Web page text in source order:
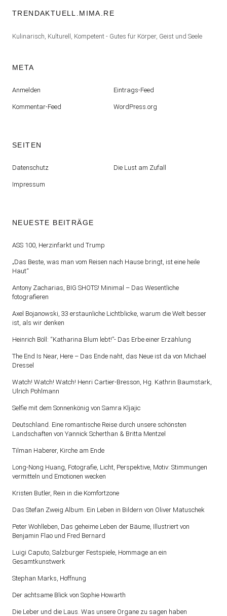
TRENDAKTUELL.MIMA.RE
Kulinarisch, Kulturell, Kompetent - Gutes für Körper, Geist und Seele
META
Anmelden Eintrags-Feed
Kommentar-Feed WordPress.org
SEITEN
Datenschutz Die Lust am Zufall
Impressum
NEUESTE BEITRÄGE
ASS 100, Herzinfarkt und Trump
„Das Beste, was man vom Reisen nach Hause bringt, ist eine heile
Haut“
Antony Zacharias, BIG SHOTS! Minimal – Das Wesentliche
fotografieren
Axel Bojanowski, 33 erstaunliche Lichtblicke, warum die Welt besser
ist, als wir denken
Heinrich Böll: “Katharina Blum lebt!”- Das Erbe einer Erzählung
The End Is Near, Here – Das Ende naht, das Neue ist da von Michael
Dressel
Watch! Watch! Watch! Henri Cartier-Bresson, Hg. Kathrin Baumstark,
Ulrich Pohlmann
Selfie mit dem Sonnenkönig von Samra Kljajic
Deutschland. Eine romantische Reise durch unsere schönsten
Landschaften von Yannick Scherthan & Britta Mentzel
Tilman Haberer, Kirche am Ende
Long-Nong Huang, Fotografie, Licht, Perspektive, Motiv: Stimmungen
vermitteln und Emotionen wecken
Kristen Butler, Rein in die Komfortzone
Das Stefan Zweig Album. Ein Leben in Bildern von Oliver Matuschek
Peter Wohlleben, Das geheime Leben der Bäume, Illustriert von
Benjamin Flao und Fred Bernard
Luigi Caputo, Salzburger Festspiele, Hommage an ein
Gesamtkunstwerk
Stephan Marks, Hoffnung
Der achtsame Blick von Sophie Howarth
Die Leber und die Laus. Was unsere Organe zu sagen haben